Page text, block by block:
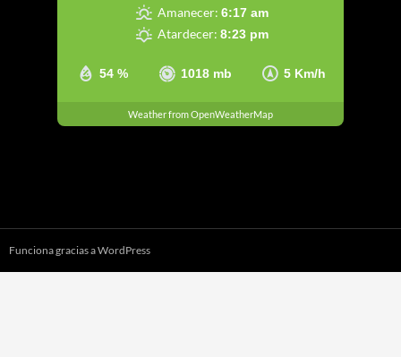
54 % 1018 mb 5 Km/h
Amanecer: 6:17 am
Atardecer: 8:23 pm
Weather from OpenWeatherMap
Funciona gracias a WordPress